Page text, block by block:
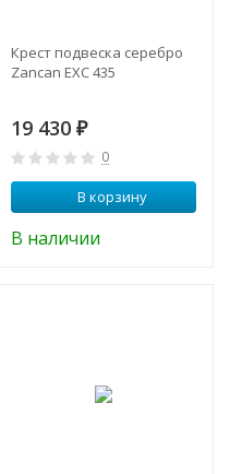
Крест подвеска серебро
Zancan EXC 435
19 430 ₽
0
В корзину
В наличии